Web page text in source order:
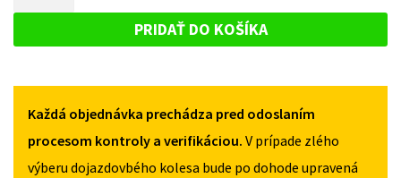
PRE
DAILY
S2000
1990-
PRIDAŤ DO KOŠÍKA
Každá objednávka prechádza pred odoslaním
procesom kontroly a verifikáciou. V prípade zlého
výberu dojazdovbého kolesa bude po dohode upravená